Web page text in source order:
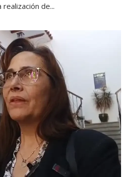
realización de...